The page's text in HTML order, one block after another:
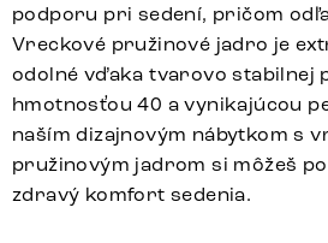
podporu pri sedení, pričom
Vreckové pružinové jadro je
odolné vďaka tvarovo stabilnej
hmotnosťou 40 a vynikajúcou
naším dizajnovým nábytkom s
pružinovým jadrom si môžeš
zdravý komfort sedenia.
Heira-Flex